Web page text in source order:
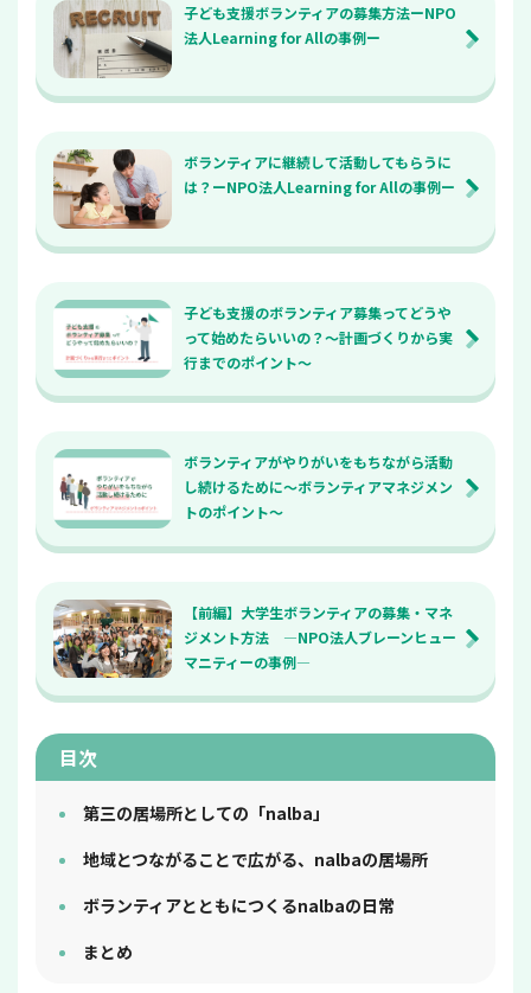
子ども支援ボランティアの募集方法ーNPO
法人Learning for Allの事例ー
ボランティアに継続して活動してもらうに
は？ーNPO法人Learning for Allの事例ー
子ども支援のボランティア募集ってどうや
って始めたらいいの？～計画づくりから実
行までのポイント～
ボランティアがやりがいをもちながら活動
し続けるために～ボランティアマネジメン
トのポイント～
【前編】大学生ボランティアの募集・マネ
ジメント方法 ―NPO法人ブレーンヒュー
マニティーの事例―
目次
第三の居場所としての「nalba」
地域とつながることで広がる、nalbaの居場所
ボランティアとともにつくるnalbaの日常
まとめ